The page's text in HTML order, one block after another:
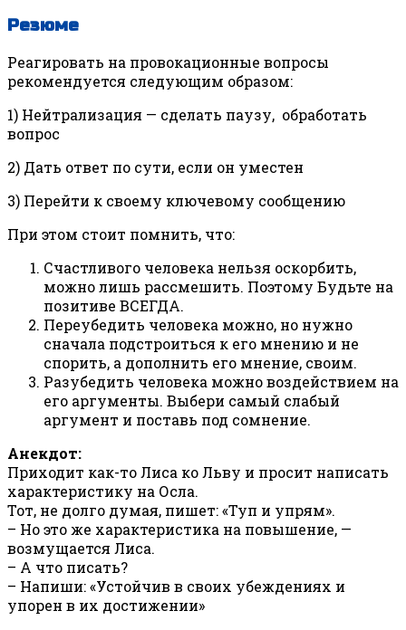
Резюме
Реагировать на провокационные вопросы
рекомендуется следующим образом:
1) Нейтрализация — сделать паузу, обработать
вопрос
2) Дать ответ по сути, если он уместен
3) Перейти к своему ключевому сообщению
При этом стоит помнить, что:
Счастливого человека нельзя оскорбить,
можно лишь рассмешить. Поэтому Будьте на
позитиве ВСЕГДА.
Переубедить человека можно, но нужно
сначала подстроиться к его мнению и не
спорить, а дополнить его мнение, своим.
Разубедить человека можно воздействием на
его аргументы. Выбери самый слабый
аргумент и поставь под сомнение.
Анекдот:
Приходит как-то Лиса ко Льву и просит написать
характеристику на Осла.
Тот, не долго думая, пишет: «Туп и упрям».
– Но это же характеристика на повышение, —
возмущается Лиса.
– А что писать?
– Напиши: «Устойчив в своих убеждениях и
упорен в их достижении»